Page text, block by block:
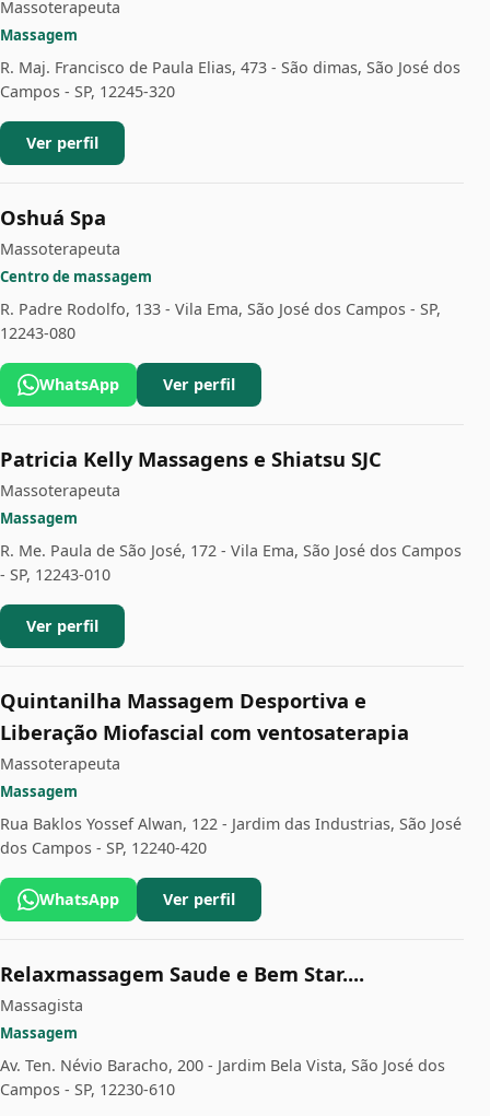
Massoterapeuta
Massagem
R. Maj. Francisco de Paula Elias, 473 - São dimas, São José dos
Campos - SP, 12245-320
Ver perfil
Oshuá Spa
Massoterapeuta
Centro de massagem
R. Padre Rodolfo, 133 - Vila Ema, São José dos Campos - SP,
12243-080
WhatsApp Ver perfil
Patricia Kelly Massagens e Shiatsu SJC
Massoterapeuta
Massagem
R. Me. Paula de São José, 172 - Vila Ema, São José dos Campos
- SP, 12243-010
Ver perfil
Quintanilha Massagem Desportiva e
Liberação Miofascial com ventosaterapia
Massoterapeuta
Massagem
Rua Baklos Yossef Alwan, 122 - Jardim das Industrias, São José
dos Campos - SP, 12240-420
WhatsApp Ver perfil
Relaxmassagem Saude e Bem Star....
Massagista
Massagem
Av. Ten. Névio Baracho, 200 - Jardim Bela Vista, São José dos
Campos - SP, 12230-610